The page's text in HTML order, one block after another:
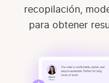
recopilación,
para obtener